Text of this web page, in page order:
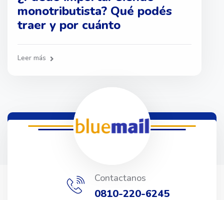
monotributista? Qué podés
traer y por cuánto
Leer más
Contactanos
0810-220-6245